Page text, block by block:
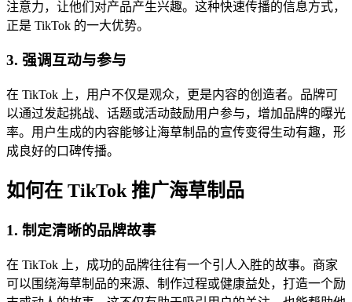
注意力，让他们对产品产生兴趣。这种快速传播的信息方式，
正是 TikTok 的一大优势。
3. 强调互动与参与
在 TikTok 上，用户不仅是观众，更是内容的创造者。品牌可
以通过发起挑战、话题或活动鼓励用户参与，增加品牌的曝光
率。用户生成的内容能够让海草制品的宣传变得生动有趣，形
成良好的口碑传播。
如何在 TikTok 推广海草制品
1. 制定清晰的品牌故事
在 TikTok 上，成功的品牌往往有一个引人入胜的故事。商家
可以围绕海草制品的来源、制作过程或健康益处，打造一个励